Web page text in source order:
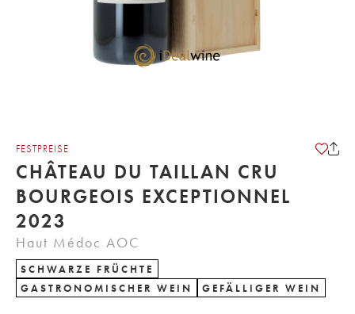
FESTPREISE
CHÂTEAU DU TAILLAN CRU
BOURGEOIS EXCEPTIONNEL
2023
Haut Médoc AOC
SCHWARZE FRÜCHTE
GASTRONOMISCHER WEIN
GEFÄLLIGER WEIN